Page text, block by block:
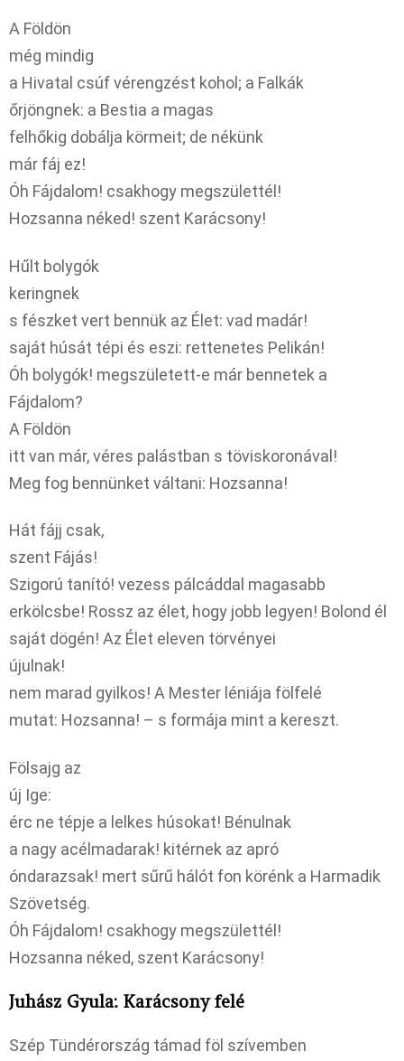
A Földön
még mindig
a Hivatal csúf vérengzést kohol; a Falkák
őrjöngnek: a Bestia a magas
felhőkig dobálja körmeit; de nékünk
már fáj ez!
Óh Fájdalom! csakhogy megszülettél!
Hozsanna néked! szent Karácsony!
Hűlt bolygók
keringnek
s fészket vert bennük az Élet: vad madár!
saját húsát tépi és eszi: rettenetes Pelikán!
Óh bolygók! megszületett-e már bennetek a
Fájdalom?
A Földön
itt van már, véres palástban s töviskoronával!
Meg fog bennünket váltani: Hozsanna!
Hát fájj csak,
szent Fájás!
Szigorú tanító! vezess pálcáddal magasabb
erkölcsbe! Rossz az élet, hogy jobb legyen! Bolond él
saját dögén! Az Élet eleven törvényei
újulnak!
nem marad gyilkos! A Mester léniája fölfelé
mutat: Hozsanna! – s formája mint a kereszt.
Fölsajg az
új Ige:
érc ne tépje a lelkes húsokat! Bénulnak
a nagy acélmadarak! kitérnek az apró
óndarazsak! mert sűrű hálót fon körénk a Harmadik
Szövetség.
Óh Fájdalom! csakhogy megszülettél!
Hozsanna néked, szent Karácsony!
Juhász Gyula: Karácsony felé
Szép Tündérország támad föl szívemben